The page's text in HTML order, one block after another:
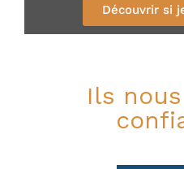
Découvrir si
Ils